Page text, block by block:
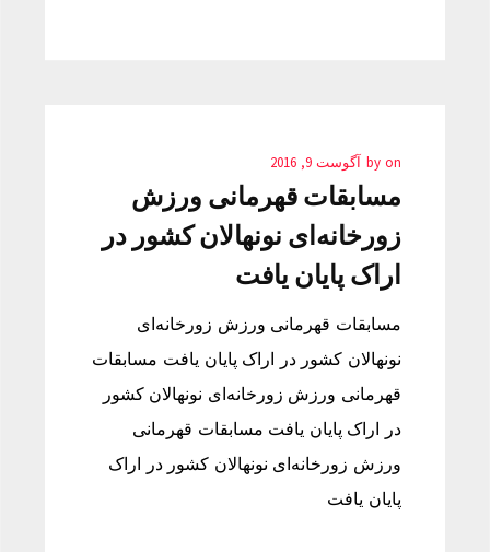
by on آگوست 9, 2016
مسابقات قهرمانی ورزش
زورخانه‌ای نونهالان کشور در
اراک پایان یافت
مسابقات قهرمانی ورزش زورخانه‌ای
نونهالان کشور در اراک پایان یافت مسابقات
قهرمانی ورزش زورخانه‌ای نونهالان کشور
در اراک پایان یافت مسابقات قهرمانی
ورزش زورخانه‌ای نونهالان کشور در اراک
پایان یافت